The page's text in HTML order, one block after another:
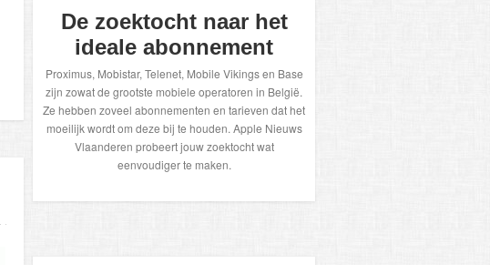
De zoektocht naar het
ideale abonnement
Proximus, Mobistar, Telenet, Mobile Vikings en Base
zijn zowat de grootste mobiele operatoren in België.
Ze hebben zoveel abonnementen en tarieven dat het
moeilijk wordt om deze bij te houden. Apple Nieuws
Vlaanderen probeert jouw zoektocht wat
eenvoudiger te maken.